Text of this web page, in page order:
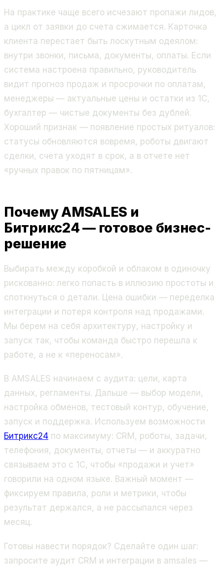
На практике чаще всего исчезают пропажи лидов,
а цикл от заявки до счета сжимается. Карточка
клиента перестает быть лоскутным одеялом:
внутри звонки, письма, документы, оплаты. Если
система настроена правильно, руководитель
видит прогноз продаж и просрочки по оплатам,
менеджеры — актуальные цены и остатки из 1С,
бухгалтер — чистые документы без дублей.
Хороший признак — появление простых ритуалов:
статусы обновляются вовремя, роботы двигают
сделки, счета уходят в срок, а в отчете нет
«ручных правок по пятницам».
Почему AMSALES и
Битрикс24 — готовое бизнес-
решение
Выбирать между коробкой и облаком в одиночку
рискованно: легко попасть в иллюзию простоты и
споткнуться о детали. Цена ошибки — переделка
интеграции и потеря контроля над продажами.
Мы берем на себя архитектуру, настройку и
запуск так, чтобы команда быстро перешла к
работе, а не к «переносам».
В AMSALES начинаем с аудита: цели, карта
данных, регламенты. Дальше — выбор модели,
настройка обменов, тестовый контур, обучение,
запуск и поддержка. Используем возможности
Битрикс24 по максимуму: CRM, роботы, задачи,
телефония, документы, отчеты — и аккуратно
связываем это с 1С, чтобы «продажи и учет»
говорили на одном языке. Важный момент —
фиксируем правила, роли и метрики, чтобы
результат держался, а не рассыпался через
месяц.
Готовы навести порядок? Сделайте один шаг:
запросите аудит CRM и интеграции в amsales —